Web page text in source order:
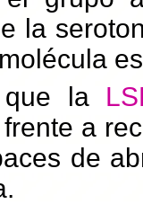
la
la
a
de